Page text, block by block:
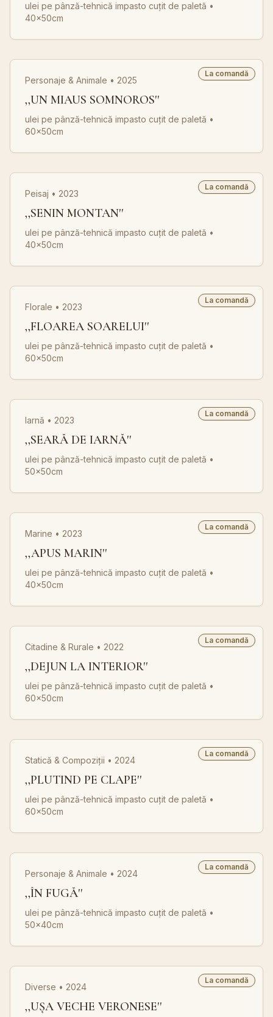
ulei pe pânză-tehnică impasto cuțit de paletă •
40x50cm
La comandă
Personaje & Animale • 2025
,,UN MIAUS SOMNOROS''
ulei pe pânză-tehnică impasto cuțit de paletă •
60x50cm
La comandă
Peisaj • 2023
,,SENIN MONTAN''
ulei pe pânză-tehnică impasto cuțit de paletă •
40x50cm
La comandă
Florale • 2023
,,FLOAREA SOARELUI''
ulei pe pânză-tehnică impasto cuțit de paletă •
60x50cm
La comandă
Iarnă • 2023
,,SEARĂ DE IARNĂ''
ulei pe pânză-tehnică impasto cuțit de paletă •
50x50cm
La comandă
Marine • 2023
,,APUS MARIN''
ulei pe pânză-tehnică impasto cuțit de paletă •
40x50cm
La comandă
Citadine & Rurale • 2022
,,DEJUN LA INTERIOR''
ulei pe pânză-tehnică impasto cuțit de paletă •
60x50cm
La comandă
Statică & Compoziții • 2024
,,PLUTIND PE CLAPE''
ulei pe pânză-tehnică impasto cuțit de paletă •
60x50cm
La comandă
Personaje & Animale • 2024
,,ÎN FUGĂ''
ulei pe pânză-tehnică impasto cuțit de paletă •
50x40cm
La comandă
Diverse • 2024
,,UȘA VECHE VERONESE''